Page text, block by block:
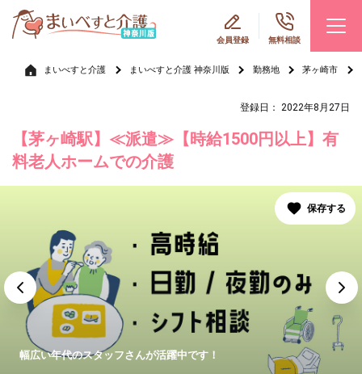
会員登録 無料相談
まいべすと介護 まいべすと介護 神奈川版 勤務地 茅ヶ崎市
登録日： 2022年8月27日
【茅ヶ崎駅】≪派遣≫【時給1500円以上】有
料老人ホームでの介護
幅広い年代のスタッフさんが活躍中です！